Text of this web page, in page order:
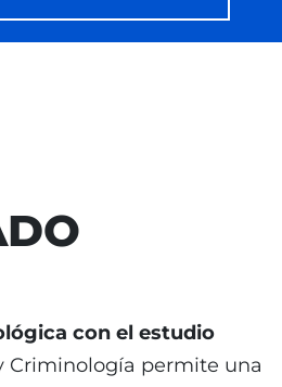
con el estudio
Criminología permite una